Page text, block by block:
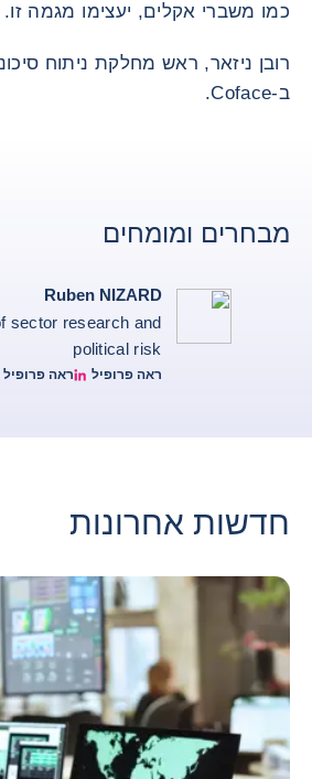
כמו משברי אקלים, יעצימו מגמה זו.
רובן ניזאר, ראש מחלקת ניתוח
ב-Coface.
מבחרים ומומחים
Ruben NIZARD
sector research and
political risk
ראה פרופיל
Ruben Nizard linkedin ראה פרופיל
Ruben Nizard twitter
חדשות אחרונות